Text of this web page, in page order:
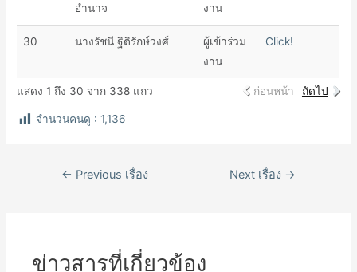
อำนาจ
งาน
30 นางรัชนี ฐิติรักษ์วงศ์
ผู้เข้าร่วม
งาน
Click!
แสดง 1 ถึง 30 จาก 338 แถว ก่อนหน้า ถัดไป
จำนวนคนดู : 1,136
← Previous เรื่อง Next เรื่อง →
ข่าวสารที่เกี่ยวข้อง